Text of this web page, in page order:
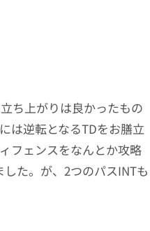
ち上がりは良かったもの
は逆転となるTDをお膳立
フェンスをなんとか攻略
た。が、2つのパスINTも